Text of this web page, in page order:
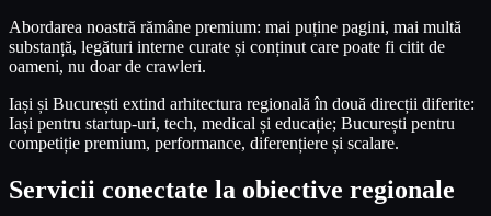
Abordarea noastră rămâne premium: mai puține pagini, mai multă
substanță, legături interne curate și conținut care poate fi citit de
oameni, nu doar de crawleri.
Iași și București extind arhitectura regională în două direcții diferite:
Iași pentru startup-uri, tech, medical și educație; București pentru
competiție premium, performance, diferențiere și scalare.
Servicii conectate la obiective regionale